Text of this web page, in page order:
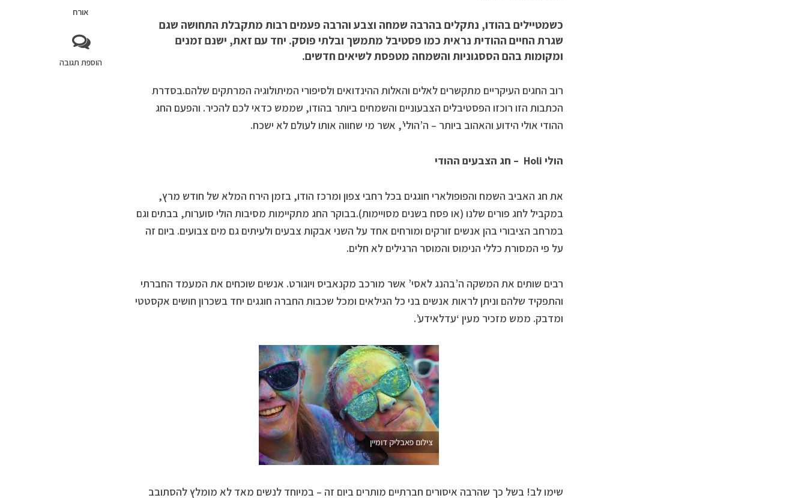
אורח
הוספת תגובה
כשמטיילים בהודו, נתקלים בהרבה שמחה וצבע והרבה פעמים רבות מתקבלת התחושה שגם
שגרת החיים ההודית נראית כמו פסטיבל מתמשך ובלתי פוסק. יחד עם זאת, ישנם זמנים
ומקומות בהם הססגוניות והשמחה מטפסת לשיאים חדשים.
רוב החגים העיקריים מתקשרים לאלים והאלות ההינדואים ולסיפורי המיתולוגיה המרתקים שלהם.בסדרת
הכתבות הזו רוכזו הפסטיבלים הצבעוניים והשמחים ביותר בהודו, שממש כדאי לכם להכיר. והפעם החג
ההודי אולי הידוע והאהוב ביותר – ה’הולי’, אשר מי שחווה אותו לעולם לא ישכח.
הולי Holi – חג הצבעים ההודי
את חג האביב השמח והפופולארי חוגגים בכל רחבי צפון ומרכז הודו, בזמן הירח המלא של חודש מרץ,
במקביל לחג פורים שלנו (או פסח בשנים מסויימות).בבוקר החג מתקיימות מסיבות הולי סוערות, בבתים וגם
במרחב הציבורי בהן אנשים זורקים ומורחים אחד על השני אבקות צבעים ולעיתים גם מים צבועים. ביום זה
על פי המסורת כללי הנימוס והמוסר הרגילים לא חלים.
רבים שותים את המשקה ה’בהנג לאסי’ אשר מורכב מקנאביס ויוגורט. אנשים שוכחים את המעמד החברתי
והתפקיד שלהם וניתן לראות אנשים בני כל הגילאים ומכל שכבות החברה חוגגים יחד בשכרון חושים אקסטטי
ומדבק. ממש מזכיר מעין ‘עדלאידע’.
צילום פאבליק דומיין
שימו לב! בשל כך שהרבה איסורים חברתיים מותרים ביום זה – במיוחד לנשים מאד לא מומלץ להסתובב